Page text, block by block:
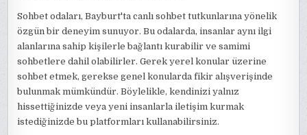
Sohbet odaları, Bayburt'ta canlı sohbet tutkunlarına yönelik
özgün bir deneyim sunuyor. Bu odalarda, insanlar aynı ilgi
alanlarına sahip kişilerle bağlantı kurabilir ve samimi
sohbetlere dahil olabilirler. Gerek yerel konular üzerine
sohbet etmek, gerekse genel konularda fikir alışverişinde
bulunmak mümkündür. Böylelikle, kendinizi yalnız
hissettiğinizde veya yeni insanlarla iletişim kurmak
istediğinizde bu platformları kullanabilirsiniz.